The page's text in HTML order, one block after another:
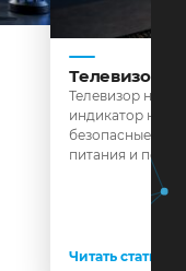
Телевизор
Телевизор не
индикатор не
безопасные
питания и
Читать статью